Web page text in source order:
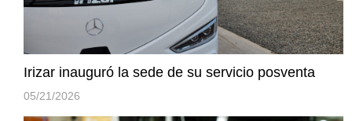
Irizar inauguró la sede de su servicio posventa
05/21/2026